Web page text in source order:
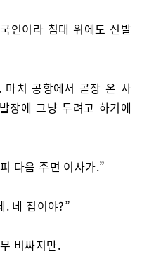
인이라 침대 위에도 신발
마치 공항에서 곧장 온 사
장에 그냥 두려고 하기에
다음 주면 이사가.”
. 네 집이야?”
비싸지만.